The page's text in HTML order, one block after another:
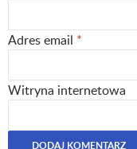
Adres email *
Witryna internetowa